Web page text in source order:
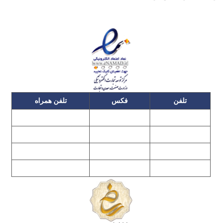
تلفن فکس تلفن همراه